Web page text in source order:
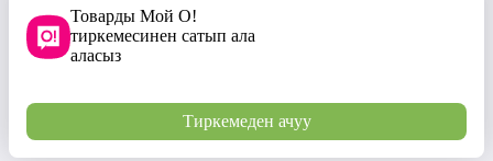
Товарды Мой О!
тиркемесинен сатып ала
аласыз
Тиркемеден ачуу